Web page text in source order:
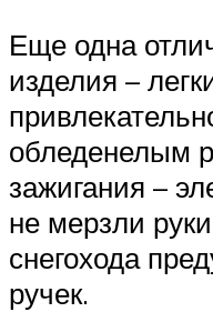
Еще одна
изделия –
обледенелым
зажигания –
не мерзли
снегохода
ручек.